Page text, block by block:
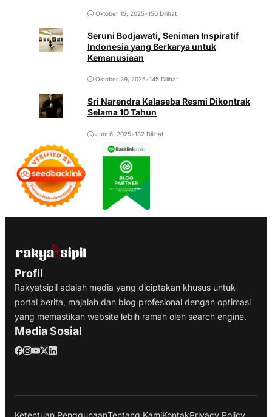
Oktober 15, 2025•150 Dilihat
Seruni Bodjawati, Seniman Inspiratif
Indonesia yang Berkarya untuk
Kemanusiaan
Oktober 29, 2025•145 Dilihat
Sri Narendra Kalaseba Resmi Dikontrak
Selama 10 Tahun
Juni 6, 2025•132 Dilihat
Profil
Rakyatsipil adalah media yang diciptakan khusus untuk
portal berita, majalah dan blog profesional dengan optimasi
yang memastikan website lebih ramah oleh search engine.
Media Sosial
Ketentuan PenggunaanTentang KamiKontakPrivacy Policy